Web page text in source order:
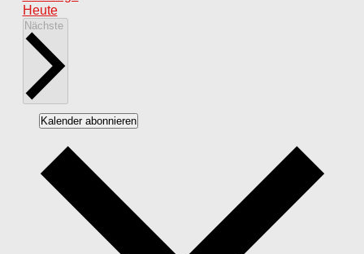
Heute
Nächste
Kalender abonnieren